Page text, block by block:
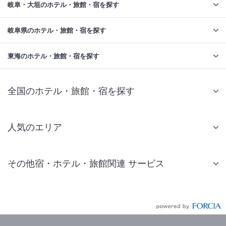
岐阜・大垣のホテル・旅館・宿を探す
岐阜県のホテル・旅館・宿を探す
東海のホテル・旅館・宿を探す
全国のホテル・旅館・宿を探す
人気のエリア
仙台 ホテル
その他宿・ホテル・旅館関連 サービス